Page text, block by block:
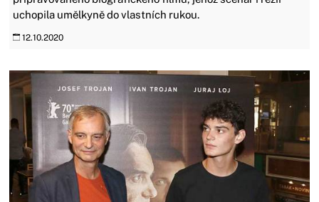
uchopila umělkyně do vlastních rukou.
12.10.2020